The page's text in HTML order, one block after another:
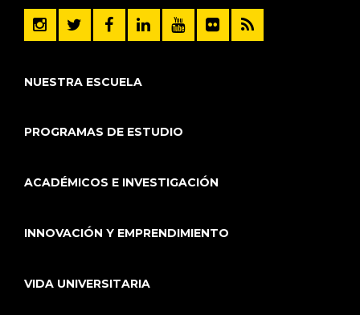
NUESTRA ESCUELA
PROGRAMAS DE ESTUDIO
ACADÉMICOS E INVESTIGACIÓN
INNOVACIÓN Y EMPRENDIMIENTO
VIDA UNIVERSITARIA